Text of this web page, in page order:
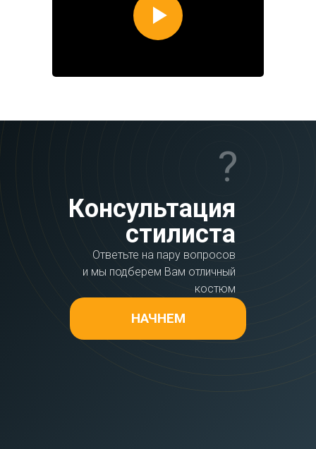
?
Консультация
стилиста
Ответьте на пару вопросов
и мы подберем Вам отличный
костюм
НАЧНЕМ